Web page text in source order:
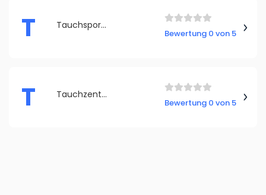
T Tauchsport Scuba Dreams Tauchschule
Bewertung 0 von 5
T Tauchzentrum am Hafen Tauchsport
Bewertung 0 von 5